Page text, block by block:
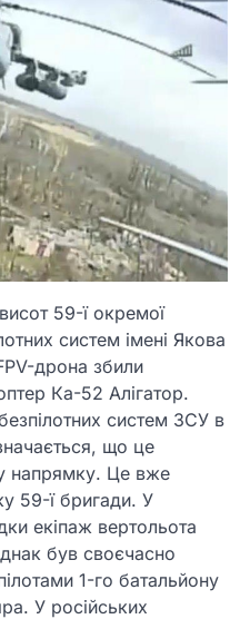
59-ї окремої
систем імені Якова
дрона збили
Ка-52 Алігатор.
систем ЗСУ в
що це
напрямку. Це вже
59-ї бригади. У
екіпаж вертольота
був своєчасно
1-го батальйону
У російських